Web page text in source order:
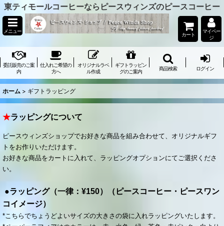
東ティモールコーヒーならピースウィンズのピースコーヒー
メニュー
カート
マイペー
ジ
委託販売のご案
内
仕入れご希望の
方へ
オリジナルラベ
ル作成
ギフトラッピン
グのご案内
商品検索 ログイン
ホーム > ギフトラッピング
★ラッピングについて
ピースウィンズショップでお好きな商品を組み合わせて、オリジナルギフ
トをお作りいただけます。
お好きな商品をカートに入れて、ラッピングオプションにてご選択くださ
い。
●ラッピング（一律：¥150）（ピースコーヒー・ピースワン
コイメージ）
*こちらでちょうどよいサイズの大きさの袋に入れラッピングいたします。